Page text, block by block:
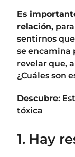
Es
relación,
sentirnos
se encamina
revelar que,
¿Cuáles son
Descubre:
tóxica
1. Hay